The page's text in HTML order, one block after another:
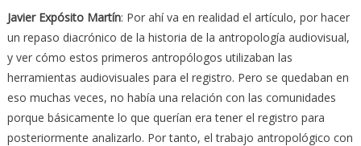
Javier Expósito Martín: Por ahí va en realidad el artículo, por hacer
un repaso diacrónico de la historia de la antropología audiovisual,
y ver cómo estos primeros antropólogos utilizaban las
herramientas audiovisuales para el registro. Pero se quedaban en
eso muchas veces, no había una relación con las comunidades
porque básicamente lo que querían era tener el registro para
posteriormente analizarlo. Por tanto, el trabajo antropológico con